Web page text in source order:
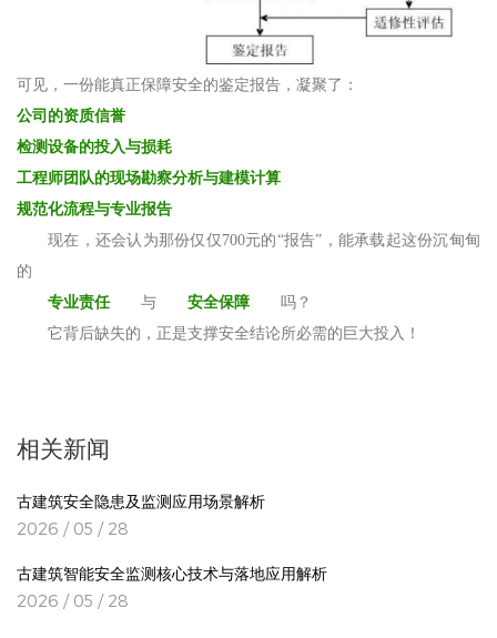
可见，一份能真正保障安全的鉴定报告，凝聚了：
公司的资质信誉
检测设备的投入与损耗
工程师团队的现场勘察分析与建模计算
规范化流程与专业报告
现在，还会认为那份仅仅700元的“报告”，能承载起这份沉甸甸
的
专业责任
与 安全保障
吗？
它背后缺失的，正是支撑安全结论所必需的巨大投入！
相关新闻
古建筑安全隐患及监测应用场景解析
2026 / 05 / 28
古建筑智能安全监测核心技术与落地应用解析
2026 / 05 / 28